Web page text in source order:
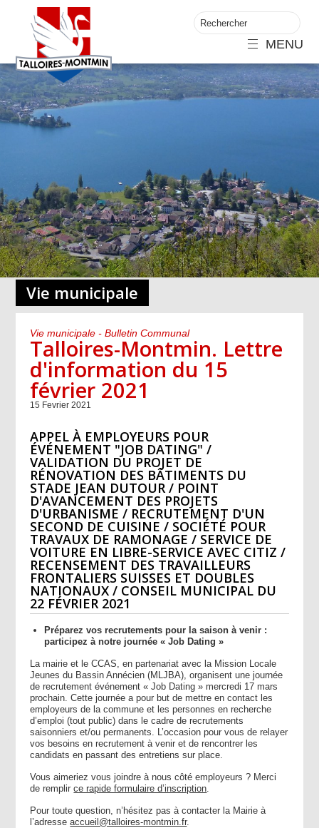
MENU
Vie municipale
Vie municipale - Bulletin Communal
Talloires-Montmin. Lettre
d'information du 15
février 2021
15 Fevrier 2021
APPEL À EMPLOYEURS POUR
ÉVÉNEMENT "JOB DATING" /
VALIDATION DU PROJET DE
RÉNOVATION DES BÂTIMENTS DU
STADE JEAN DUTOUR / POINT
D'AVANCEMENT DES PROJETS
D'URBANISME / RECRUTEMENT D'UN
SECOND DE CUISINE / SOCIÉTÉ POUR
TRAVAUX DE RAMONAGE / SERVICE DE
VOITURE EN LIBRE-SERVICE AVEC CITIZ /
RECENSEMENT DES TRAVAILLEURS
FRONTALIERS SUISSES ET DOUBLES
NATIONAUX / CONSEIL MUNICIPAL DU
22 FÉVRIER 2021
Préparez vos recrutements pour la saison à venir :
participez à notre journée « Job Dating »
La mairie et le CCAS, en partenariat avec la Mission Locale
Jeunes du Bassin Annécien (MLJBA), organisent une journée
de recrutement événement « Job Dating » mercredi 17 mars
prochain. Cette journée a pour but de mettre en contact les
employeurs de la commune et les personnes en recherche
d’emploi (tout public) dans le cadre de recrutements
saisonniers et/ou permanents. L’occasion pour vous de relayer
vos besoins en recrutement à venir et de rencontrer les
candidats en passant des entretiens sur place.
Vous aimeriez vous joindre à nous côté employeurs ? Merci
de remplirce rapide formulaire d’inscription.
Pour toute question, n’hésitez pas à contacter la Mairie à
l’adresseaccueil@talloires-montmin.fr.